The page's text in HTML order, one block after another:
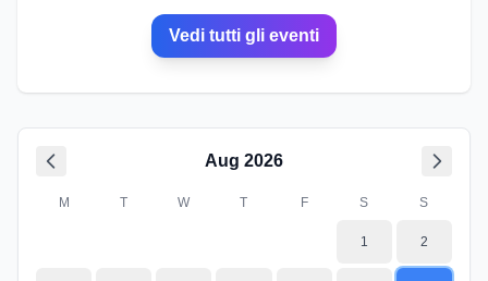
Vedi tutti gli eventi
Aug 2026
M T W T F S S
1 2